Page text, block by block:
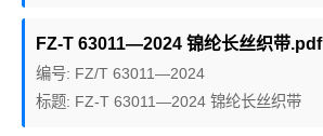
FZ-T 63011—2024 锦纶长丝织带.pdf
编号: FZ/T 63011—2024
标题: FZ-T 63011—2024 锦纶长丝织带